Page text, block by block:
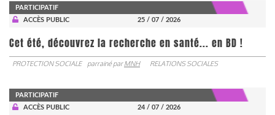
PARTICIPATIF
ACCÈS PUBLIC
25 / 07 / 2026
Cet été, découvrez la recherche en santé... en BD !
PROTECTION SOCIALE parrainé parMNH RELATIONS SOCIALES
PARTICIPATIF
ACCÈS PUBLIC
24 / 07 / 2026